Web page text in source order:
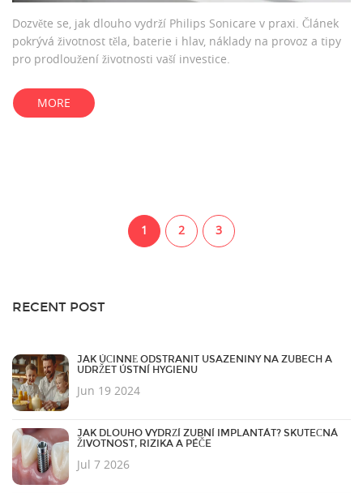
Dozvěte se, jak dlouho vydrží Philips Sonicare v praxi. Článek
pokrývá životnost těla, baterie i hlav, náklady na provoz a tipy
pro prodloužení životnosti vaší investice.
MORE
1 2 3
RECENT POST
JAK ÚČINNĚ ODSTRANIT USAZENINY NA ZUBECH A
UDRŽET ÚSTNÍ HYGIENU
Jun 19 2024
JAK DLOUHO VYDRŽÍ ZUBNÍ IMPLANTÁT? SKUTEČNÁ
ŽIVOTNOST, RIZIKA A PÉČE
Jul 7 2026